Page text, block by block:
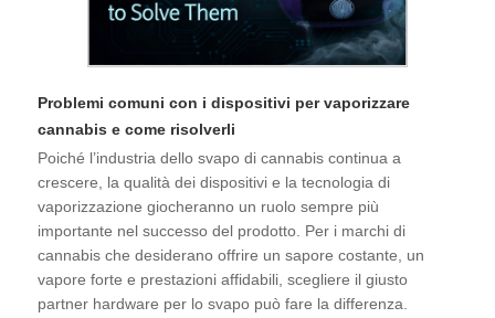
Problemi comuni con i dispositivi per vaporizzare
cannabis e come risolverli
Poiché l’industria dello svapo di cannabis continua a
crescere, la qualità dei dispositivi e la tecnologia di
vaporizzazione giocheranno un ruolo sempre più
importante nel successo del prodotto. Per i marchi di
cannabis che desiderano offrire un sapore costante, un
vapore forte e prestazioni affidabili, scegliere il giusto
partner hardware per lo svapo può fare la differenza.